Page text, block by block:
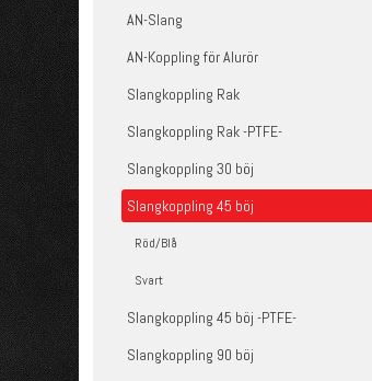
AN-Slang
AN-Koppling för Alurör
Slangkoppling Rak
Slangkoppling Rak -PTFE-
Slangkoppling 30 böj
Slangkoppling 45 böj
Röd/Blå
Svart
Slangkoppling 45 böj -PTFE-
Slangkoppling 90 böj